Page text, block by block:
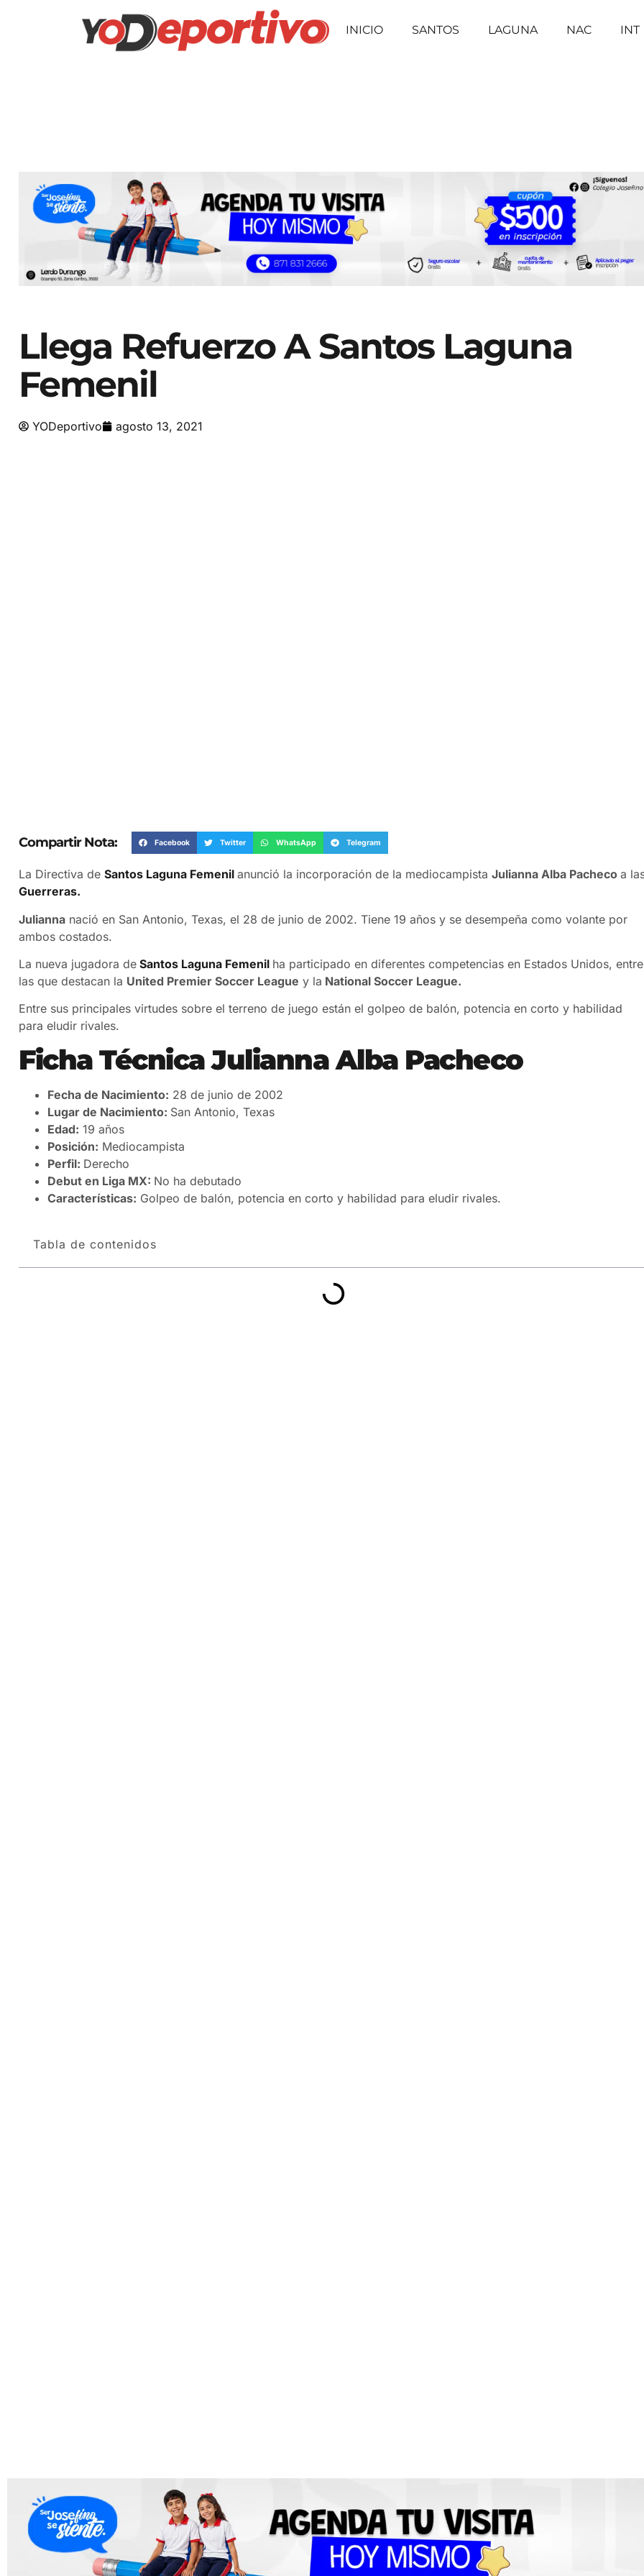
INICIO SANTOS LAGUNA NAC INT
Llega Refuerzo A Santos Laguna
Femenil
YODeportivo agosto 13, 2021
Compartir Nota: Facebook Twitter WhatsApp Telegram
La Directiva de Santos Laguna Femenil anunció la incorporación de la mediocampista Julianna Alba Pacheco a
Guerreras.
Julianna nació en San Antonio, Texas, el 28 de junio de 2002. Tiene 19 años y se desempeña como volante por
ambos costados.
La nueva jugadora de Santos Laguna Femenil ha participado en diferentes competencias en Estados Unidos, entre
las que destacan la United Premier Soccer League y la National Soccer League.
Entre sus principales virtudes sobre el terreno de juego están el golpeo de balón, potencia en corto y habilidad
para eludir rivales.
Ficha Técnica Julianna Alba Pacheco
Fecha de Nacimiento: 28 de junio de 2002
Lugar de Nacimiento: San Antonio, Texas
Edad: 19 años
Posición: Mediocampista
Perfil: Derecho
Debut en Liga MX: No ha debutado
Características: Golpeo de balón, potencia en corto y habilidad para eludir rivales.
Tabla de contenidos